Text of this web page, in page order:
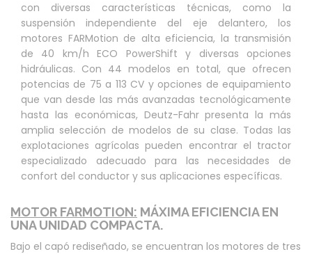
con diversas características técnicas, como la
suspensión independiente del eje delantero, los
motores FARMotion de alta eficiencia, la transmisión
de 40 km/h ECO PowerShift y diversas opciones
hidráulicas. Con 44 modelos en total, que ofrecen
potencias de 75 a 113 CV y opciones de equipamiento
que van desde las más avanzadas tecnológicamente
hasta las económicas, Deutz-Fahr presenta la más
amplia selección de modelos de su clase. Todas las
explotaciones agrícolas pueden encontrar el tractor
especializado adecuado para las necesidades de
confort del conductor y sus aplicaciones específicas.
MOTOR FARMOTION: MÁXIMA EFICIENCIA EN
UNA UNIDAD COMPACTA.
Bajo el capó rediseñado, se encuentran los motores de tres